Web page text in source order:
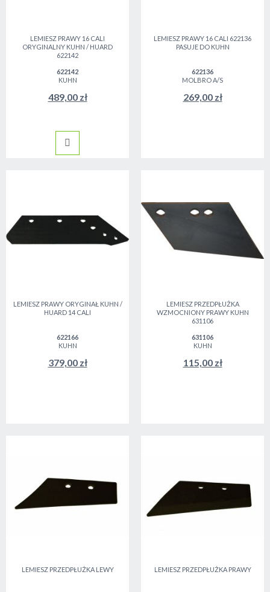
LEMIESZ PRAWY 16 CALI
ORYGINALNY KUHN / HUARD
622142
622142
KUHN
489,00 zł
LEMIESZ PRAWY 16 CALI 622136
PASUJE DO KUHN
622136
MOLBRO A/S
269,00 zł
LEMIESZ PRAWY ORYGINAŁ KUHN /
HUARD 14 CALI
622166
KUHN
379,00 zł
LEMIESZ PRZEDPŁUŻKA
WZMOCNIONY PRAWY KUHN
631106
631106
KUHN
115,00 zł
LEMIESZ PRZEDPŁUŻKA LEWY LEMIESZ PRZEDPŁUŻKA PRAWY